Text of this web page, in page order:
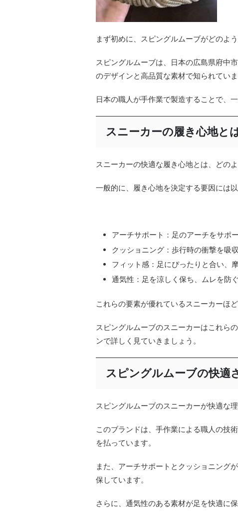
まず初めに、スピングルムーブがどのよ
スピングルムーブは、日本の広島県府中
のデザインと高品質な素材で知られていま
日本の職人が手作業で製造することで、
スニーカーの履き心地と
スニーカーの快適な履き心地とは、どの
一般的に、履き心地を決定する要因には
アーチサポート：足のアーチをサポ
クッショニング：歩行時の衝撃を吸
フィット感：足にぴったりと合い、
通気性：足を涼しく保ち、ムレを防ぐ
これらの要素が優れているスニーカーほ
スピングルムーブのスニーカーはこれら
ンで詳しく見ていきましょう。
スピングルムーブの快適
スピングルムーブのスニーカーが快適な
このブランドは、手作業による職人の技
を払っています。
また、アーチサポートとクッショニング
保しています。
さらに、通気性のある素材が足を快適に